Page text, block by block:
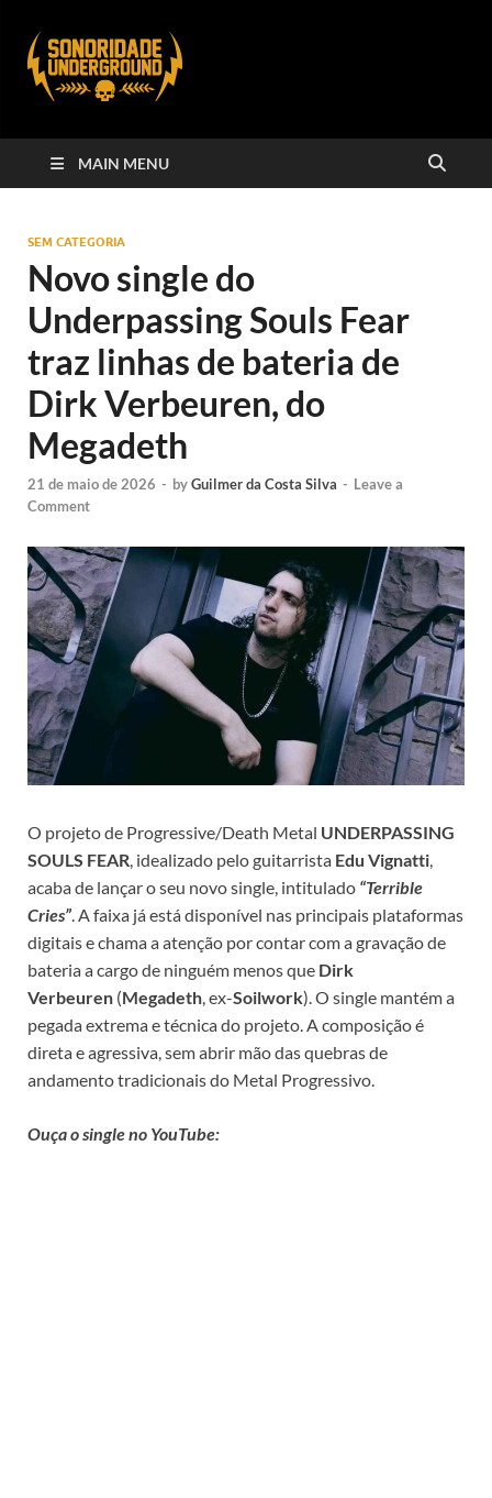
MAIN MENU
SEM CATEGORIA
Novo single do
Underpassing Souls Fear
traz linhas de bateria de
Dirk Verbeuren, do
Megadeth
21 de maio de 2026 - byGuilmer da Costa Silva - Leave a
Comment
O projeto de Progressive/Death Metal UNDERPASSING
SOULS FEAR, idealizado pelo guitarrista Edu Vignatti,
acaba de lançar o seu novo single, intitulado “Terrible
Cries”. A faixa já está disponível nas principais plataformas
digitais e chama a atenção por contar com a gravação de
bateria a cargo de ninguém menos que Dirk
Verbeuren (Megadeth, ex-Soilwork). O single mantém a
pegada extrema e técnica do projeto. A composição é
direta e agressiva, sem abrir mão das quebras de
andamento tradicionais do Metal Progressivo.
Ouça o single no YouTube: